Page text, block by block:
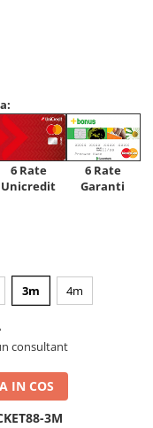
6 Rate
Unicredit
6 Rate
Garanti
3m 4m
consultant
IN COS
3M